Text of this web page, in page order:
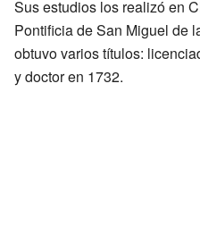
Sus estudios los realizó en
Pontificia de San Miguel de
obtuvo varios títulos:
y doctor en 1732.